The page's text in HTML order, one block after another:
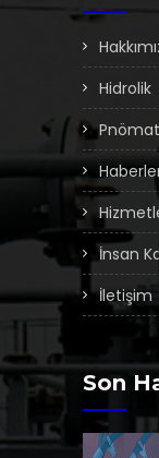
Hidrolik
İnsan
İletişim
Son